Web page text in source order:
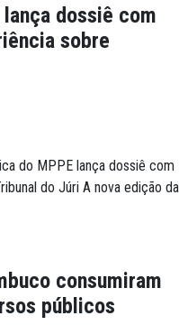
dossiê com
sobre
do MPPE lança dossiê com
do Júri A nova edição da
consumiram
públicos